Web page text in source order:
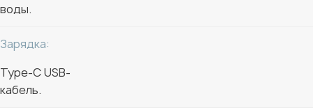
воды.
Зарядка:
Type-C USB-
кабель.